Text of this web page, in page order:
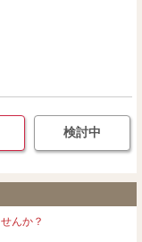
検討中
んか？